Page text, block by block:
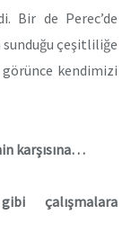
Bir de Perec’de
sunduğu çeşitliliğe
kendimizi
karşısına…
çalışmalara